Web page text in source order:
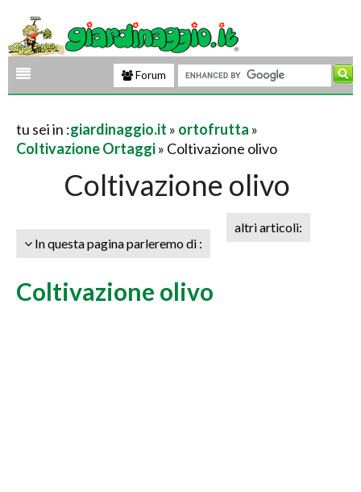
Forum
tu sei in :giardinaggio.it » ortofrutta »
Coltivazione Ortaggi» Coltivazione olivo
Coltivazione olivo
In questa pagina parleremo di :
altri articoli:
Coltivazione olivo